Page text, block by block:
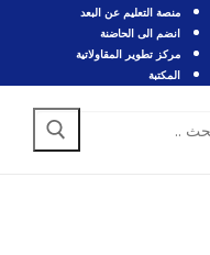
منصة التعليم عن البعد
انضم الى الحاضنة
مركز تطوير المقاولاتية
المكتبة